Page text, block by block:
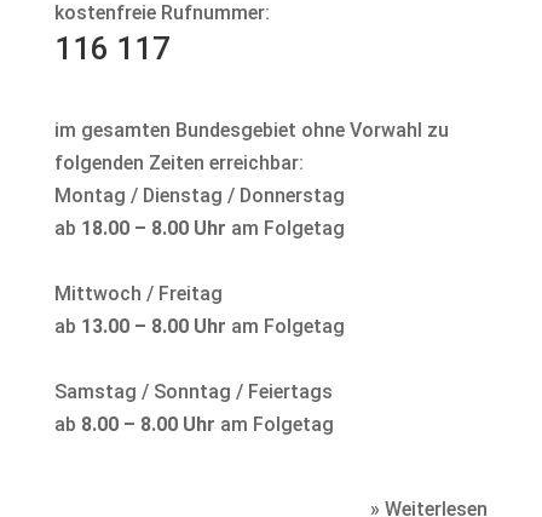
kostenfreie Rufnummer:
116 117
im gesamten Bundesgebiet ohne Vorwahl zu
folgenden Zeiten erreichbar:
Montag / Dienstag / Donnerstag
ab 18.00 – 8.00 Uhr am Folgetag
Mittwoch / Freitag
ab 13.00 – 8.00 Uhr am Folgetag
Samstag / Sonntag / Feiertags
ab 8.00 – 8.00 Uhr am Folgetag
» Weiterlesen